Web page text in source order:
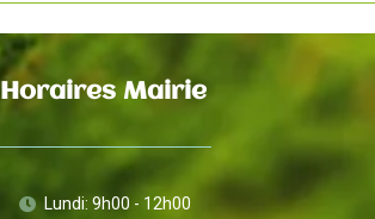
Horaires Mairie
Lundi: 9h00 - 12h00